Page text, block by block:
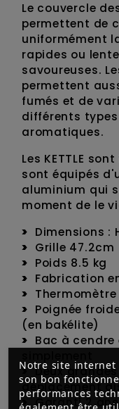
Notre site
son bon
performances
Le couvercle
permettent de
uniformément
rapides ou
savoureuses.
permettent
fumés et de
différents
aromatiques.
Les KETTLE
sont équipés
aluminium qui
moment de le
Dimensions :
Grille 47.2cm
Poids 8.5 kg
Fabrication
Poignée
(en bakélite)
Bac à
Deux
déplacement
Garanti 2 ans